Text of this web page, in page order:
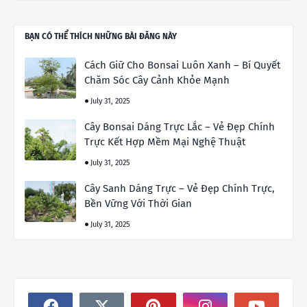
BẠN CÓ THỂ THÍCH NHỮNG BÀI ĐĂNG NÀY
Cách Giữ Cho Bonsai Luôn Xanh – Bí Quyết
Chăm Sóc Cây Cảnh Khỏe Mạnh
July 31, 2025
Cây Bonsai Dáng Trực Lắc – Vẻ Đẹp Chính
Trực Kết Hợp Mềm Mại Nghệ Thuật
July 31, 2025
Cây Sanh Dáng Trực – Vẻ Đẹp Chính Trực,
Bền Vững Với Thời Gian
July 31, 2025